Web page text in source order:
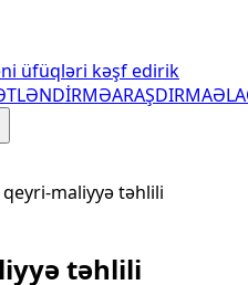
üfüqləri kəşf edirik
ARAŞDIRMA
qeyri-maliyyə təhlili
təhlili